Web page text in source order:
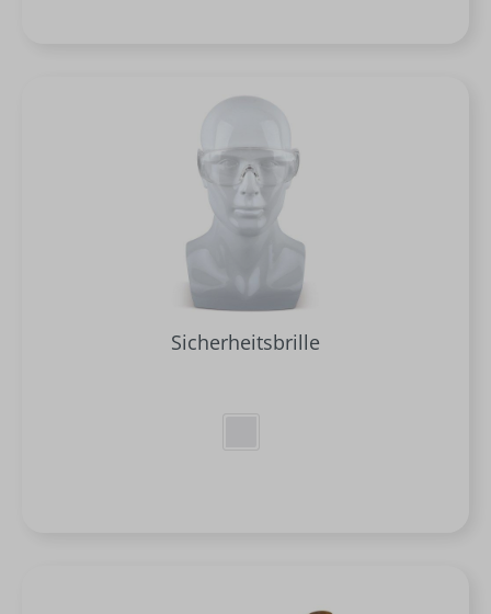
Sicherheitsbrille